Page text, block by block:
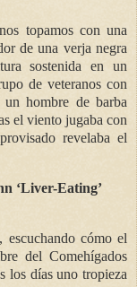
topamos con una
de una verja negra
sostenida en un
de veteranos con
un hombre de barba
el viento jugaba con
revelaba el
‘Liver-Eating’
escuchando cómo el
del Comehígados
los días uno tropieza